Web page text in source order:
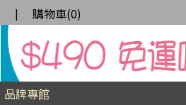
| 購物車(0)
品牌專館